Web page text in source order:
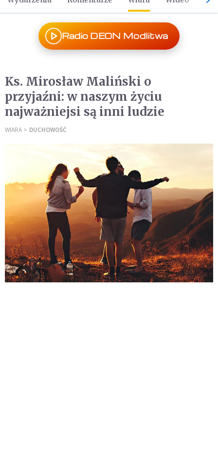
Radio DEON Modlitwa
Ks. Mirosław Maliński o
przyjaźni: w naszym życiu
najważniejsi są inni ludzie
WIARA DUCHOWOŚĆ